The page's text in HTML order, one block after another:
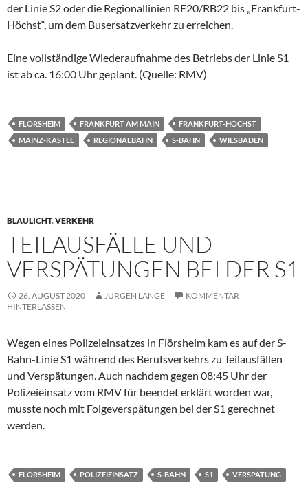
der Linie S2 oder die Regionallinien RE20/RB22 bis „Frankfurt-
Höchst“, um dem Busersatzverkehr zu erreichen.
Eine vollständige Wiederaufnahme des Betriebs der Linie S1
ist ab ca. 16:00 Uhr geplant. (Quelle: RMV)
FLÖRSHEIM FRANKFURT AM MAIN
FRANKFURT-HÖCHST
MAINZ-KASTEL
REGIONALBAHN S-BAHN WIESBADEN
BLAULICHT,VERKEHR
TEILAUSFÄLLE UND
VERSPÄTUNGEN BEI DER S1
26. AUGUST 2020 JÜRGEN LANGE
KOMMENTAR
HINTERLASSEN
Wegen eines Polizeieinsatzes in Flörsheim kam es auf der S-
Bahn-Linie S1 während des Berufsverkehrs zu Teilausfällen
und Verspätungen. Auch nachdem gegen 08:45 Uhr der
Polizeieinsatz vom RMV für beendet erklärt worden war,
musste noch mit Folgeverspätungen bei der S1 gerechnet
werden.
FLÖRSHEIM POLIZEIEINSATZ S-BAHN S1 VERSPÄTUNG